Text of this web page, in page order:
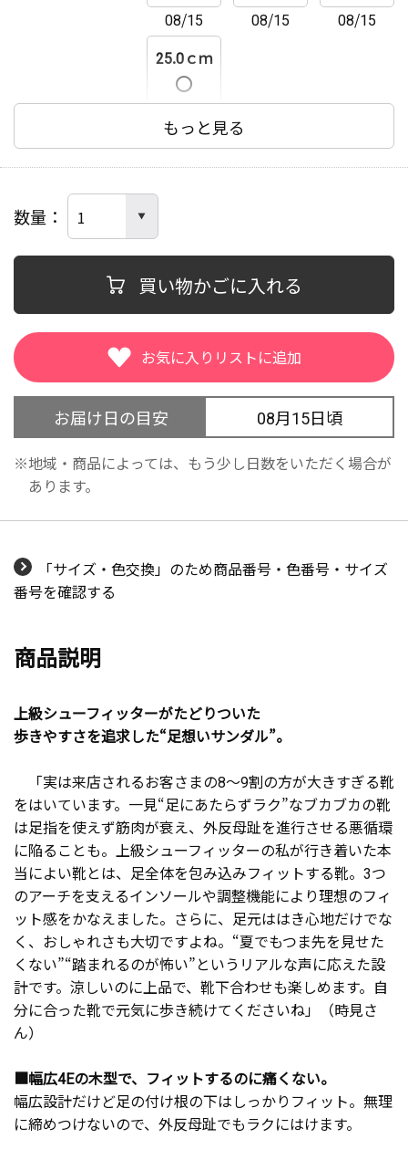
08/15 08/15
08/15
25.0ｃｍ
08/15
もっと見る
数量
買い物かごに入れる
お届け日の目安 08月15日頃
地域・商品によっては、もう少し日数をいただく場合が
あります。
「サイズ・色交換」のため商品番号・色番号・サイズ
番号を確認する
商品説明
上級シューフィッターがたどりついた
歩きやすさを追求した“足想いサンダル”。
「実は来店されるお客さまの8～9割の方が大きすぎる靴
をはいています。一見“足にあたらずラク”なブカブカの靴
は足指を使えず筋肉が衰え、外反母趾を進行させる悪循環
に陥ることも。上級シューフィッターの私が行き着いた本
当によい靴とは、足全体を包み込みフィットする靴。3つ
のアーチを支えるインソールや調整機能により理想のフィ
ット感をかなえました。さらに、足元ははき心地だけでな
く、おしゃれさも大切ですよね。“夏でもつま先を見せた
くない”“踏まれるのが怖い”というリアルな声に応えた設
計です。涼しいのに上品で、靴下合わせも楽しめます。自
分に合った靴で元気に歩き続けてくださいね」（時見さ
ん）
■幅広4Eの木型で、フィットするのに痛くない。
幅広設計だけど足の付け根の下はしっかりフィット。無理
に締めつけないので、外反母趾でもラクにはけます。